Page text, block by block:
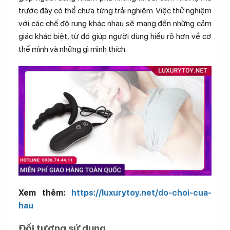
trước đây có thể chưa từng trải nghiệm. Việc thử nghiệm
với các chế độ rung khác nhau sẽ mang đến những cảm
giác khác biệt, từ đó giúp người dùng hiểu rõ hơn về cơ
thể mình và những gì mình thích.
Xem thêm: https://luxurytoy.net/do-choi-cua-
hau